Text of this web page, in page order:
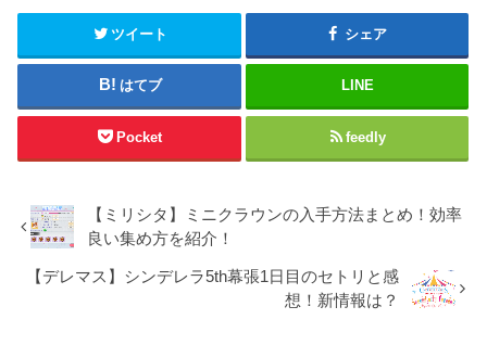
ツイート シェア
はてブ LINE
Pocket feedly
【ミリシタ】ミニクラウンの入手方法まとめ！効率
良い集め方を紹介！
【デレマス】シンデレラ5th幕張1日目のセトリと感
想！新情報は？